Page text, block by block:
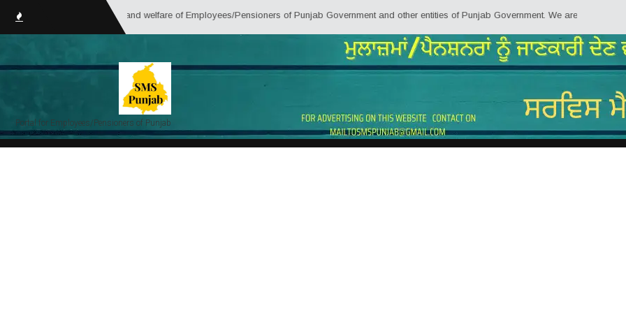
assistance and welfare of Employees/Pensioners of Punjab Government and other entities of Punjab Government. We are trying to
Portal for Employees/Pensioners of Punjab